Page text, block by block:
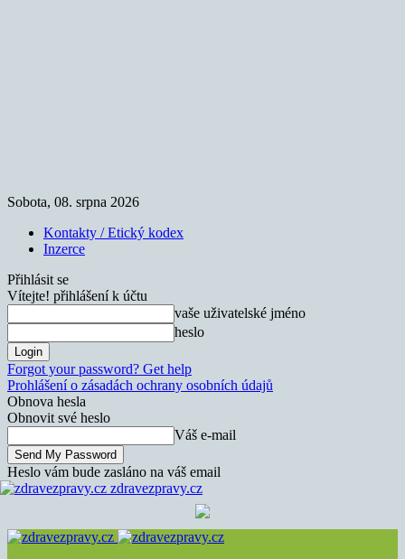
Sobota, 08. srpna 2026
Kontakty / Etický kodex
Inzerce
Přihlásit se
Vítejte! přihlášení k účtu
vaše uživatelské jméno
heslo
Forgot your password? Get help
Prohlášení o zásadách ochrany osobních údajů
Obnova hesla
Obnovit své heslo
Váš e-mail
Heslo vám bude zasláno na váš email
zdravezpravy.cz